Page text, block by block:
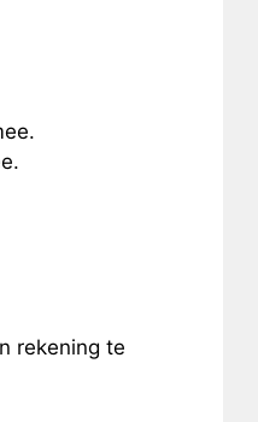
rekening te